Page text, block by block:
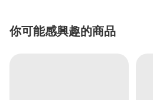
你可能感興趣的商品